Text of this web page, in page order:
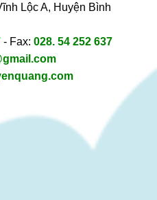
Lộc A, Huyện Bình
- Fax: 028. 54 252 637